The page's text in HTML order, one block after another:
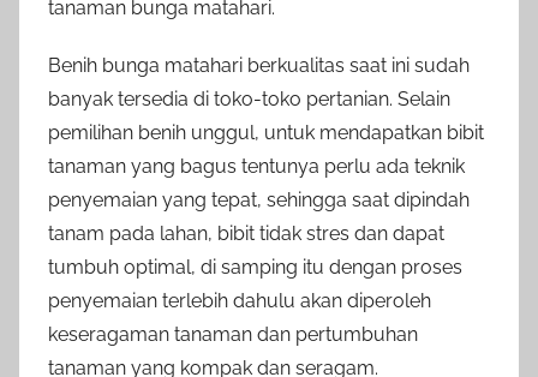
tanaman bunga matahari.
Benih bunga matahari berkualitas saat ini sudah
banyak tersedia di toko-toko pertanian. Selain
pemilihan benih unggul, untuk mendapatkan bibit
tanaman yang bagus tentunya perlu ada teknik
penyemaian yang tepat, sehingga saat dipindah
tanam pada lahan, bibit tidak stres dan dapat
tumbuh optimal, di samping itu dengan proses
penyemaian terlebih dahulu akan diperoleh
keseragaman tanaman dan pertumbuhan
tanaman yang kompak dan seragam.